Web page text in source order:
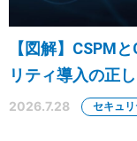
【図解】CSPM
リティ導入の正
2026.7.28 セキュ